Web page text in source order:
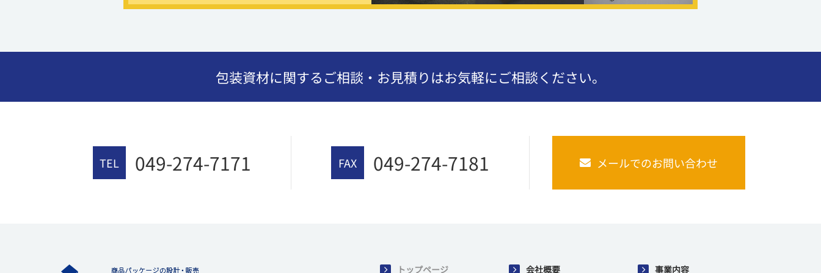
包装資材に関するご相談・お見積りはお気軽にご相談ください。
TEL 049-274-7171 FAX 049-274-7181 メールでのお問い合わせ
トップページ 会社概要 事業内容